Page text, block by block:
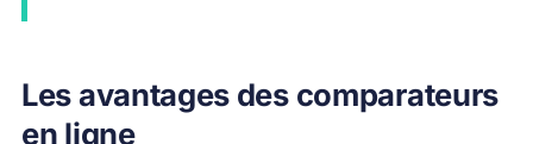
Les avantages des comparateurs
en ligne